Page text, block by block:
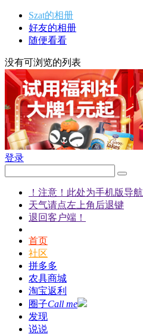
Szat的相册
好友的相册
随便看看
没有可浏览的列表
登录
！注意！此处为手机版导航
天气请点左上角后退键
退回客户端！
首页
社区
拼多多
农具商城
淘宝返利
圈子Call me
发现
说说